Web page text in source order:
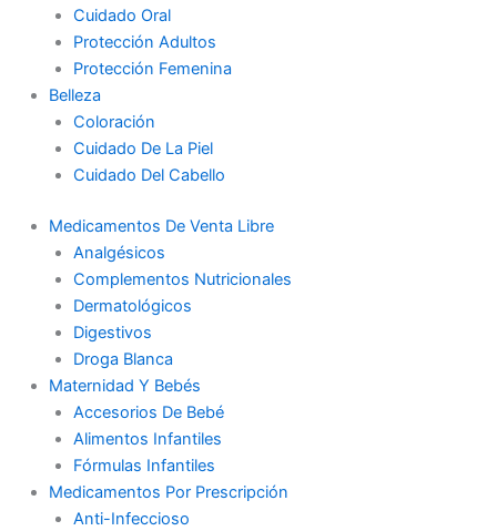
Cuidado Oral
Protección Adultos
Protección Femenina
Belleza
Coloración
Cuidado De La Piel
Cuidado Del Cabello
Medicamentos De Venta Libre
Analgésicos
Complementos Nutricionales
Dermatológicos
Digestivos
Droga Blanca
Maternidad Y Bebés
Accesorios De Bebé
Alimentos Infantiles
Fórmulas Infantiles
Medicamentos Por Prescripción
Anti-Infeccioso